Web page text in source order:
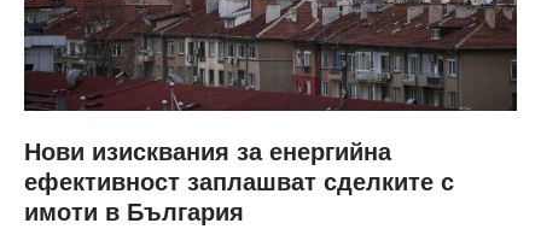
Нови изисквания за енергийна
ефективност заплашват сделките с
имоти в България